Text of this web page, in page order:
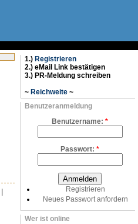
|
1.) Registrieren
2.) eMail Link bestätigen
3.) PR-Meldung schreiben
~ Reichweite ~
Benutzeranmeldung
Benutzername: *
Passwort: *
Registrieren
Neues Passwort anfordern
Wer ist online